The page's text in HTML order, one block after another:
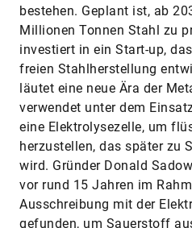
bestehen. Geplant ist, ab
Millionen Tonnen Stahl zu
investiert in ein Start-up,
freien Stahlherstellung
läutet eine neue Ära der
verwendet unter dem
eine Elektrolysezelle, um
herzustellen, das später zu
wird. Gründer Donald
vor rund 15 Jahren im
Ausschreibung mit der
gefunden, um Sauerstoff